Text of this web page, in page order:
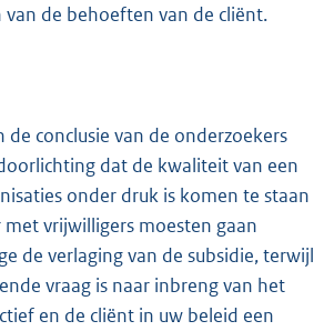
van de behoeften van de cliënt.
de conclusie van de onderzoekers
dat de kwaliteit van een
onder druk is komen te staan
vrijwilligers moesten gaan
de verlaging van de subsidie, terwijl
vraag is naar inbreng van het
en de cliënt in uw beleid een